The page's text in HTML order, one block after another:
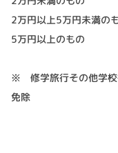
2万円以上5万円未
5万円以上のも
※ 修学旅行その他学校
免除